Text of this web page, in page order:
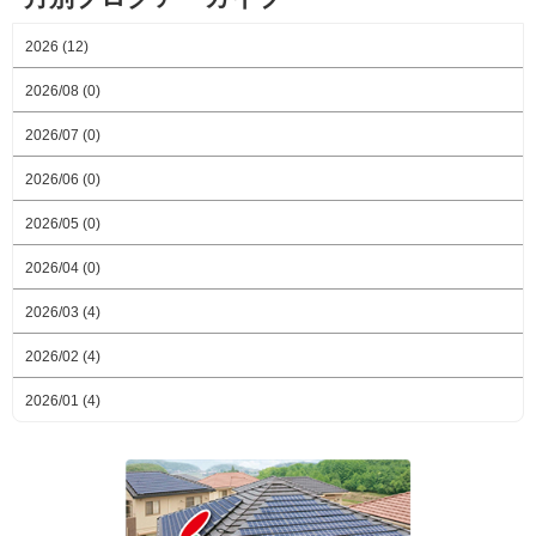
2026 (12)
2026/08 (0)
2026/07 (0)
2026/06 (0)
2026/05 (0)
2026/04 (0)
2026/03 (4)
2026/02 (4)
2026/01 (4)